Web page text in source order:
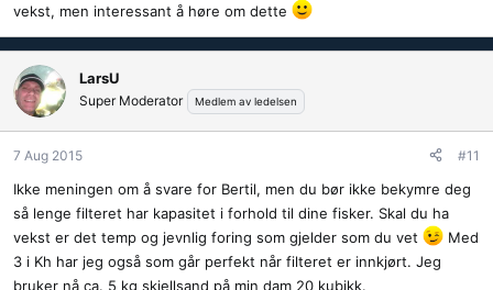
vekst, men interessant å høre om dette
LarsU
Super Moderator Medlem av ledelsen
7 Aug 2015 #11
Ikke meningen om å svare for Bertil, men du bør ikke bekymre deg
så lenge filteret har kapasitet i forhold til dine fisker. Skal du ha
vekst er det temp og jevnlig foring som gjelder som du vet
Med
3 i Kh har jeg også som går perfekt når filteret er innkjørt. Jeg
bruker nå ca. 5 kg skjellsand på min dam 20 kubikk.